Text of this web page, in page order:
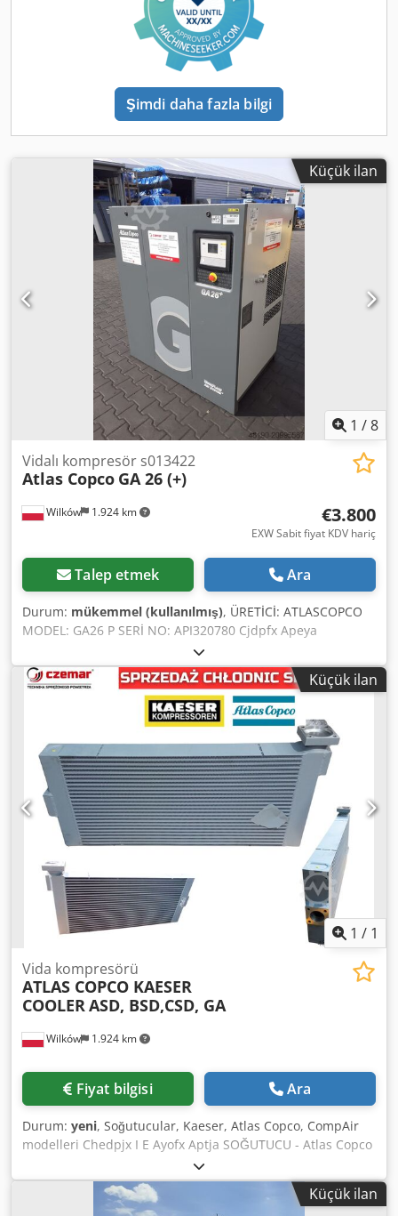
Şimdi daha fazla bilgi
Küçük ilan
1 /8
Wilków 1.924 km
Vidalı kompresör s013422
Atlas Copco GA 26 (+)
€3.800
EXW Sabit fiyat KDV hariç
Talep etmek Ara
Durum: mükemmel (kullanılmış), ÜRETİCİ: ATLASCOPCO
MODEL: GA26 P SERİ NO: API320780 Cjdpfx Apeya
Dudetoha YIL: 2012 GÜÇ (kW): 26 VERİM (m³/dak): 4,16
BASINÇ (bar): 10
Küçük ilan
1 / 1
Wilków 1.924 km
Vida kompresörü
ATLAS COPCO KAESER
COOLERASD, BSD,CSD, GA
Fiyat bilgisi Ara
Durum: yeni, Soğutucular, Kaeser, Atlas Copco, CompAir
modelleri Chedpjx I E Ayofx Aptja SOĞUTUCU - Atlas Copco
GA tüm modeller SOĞUTUCU - KAESER tüm modeller YAĞ
SOĞUTUCU
Küçük ilan